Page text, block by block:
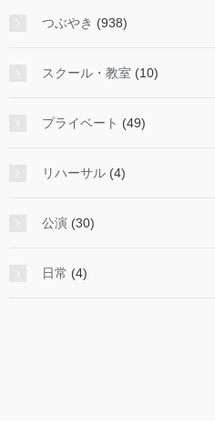
つぶやき (938)
スクール・教室 (10)
プライベート (49)
リハーサル (4)
公演 (30)
日常 (4)